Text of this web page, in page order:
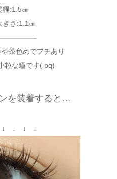
幅:1.5㎝
きさ:1.1㎝
茶色めでフチあり
粒な瞳です( pq)
を装着すると…
↓ ↓ ↓